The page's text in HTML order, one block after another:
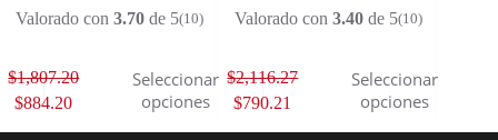
Valorado con3.70 de 5(10)
$1,807.20
$884.20
Seleccionar
opciones
Valorado con3.40 de 5(10)
$2,116.27
$790.21
Seleccionar
opciones